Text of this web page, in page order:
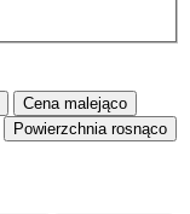
Cena malejąco
Powierzchnia rosnąco